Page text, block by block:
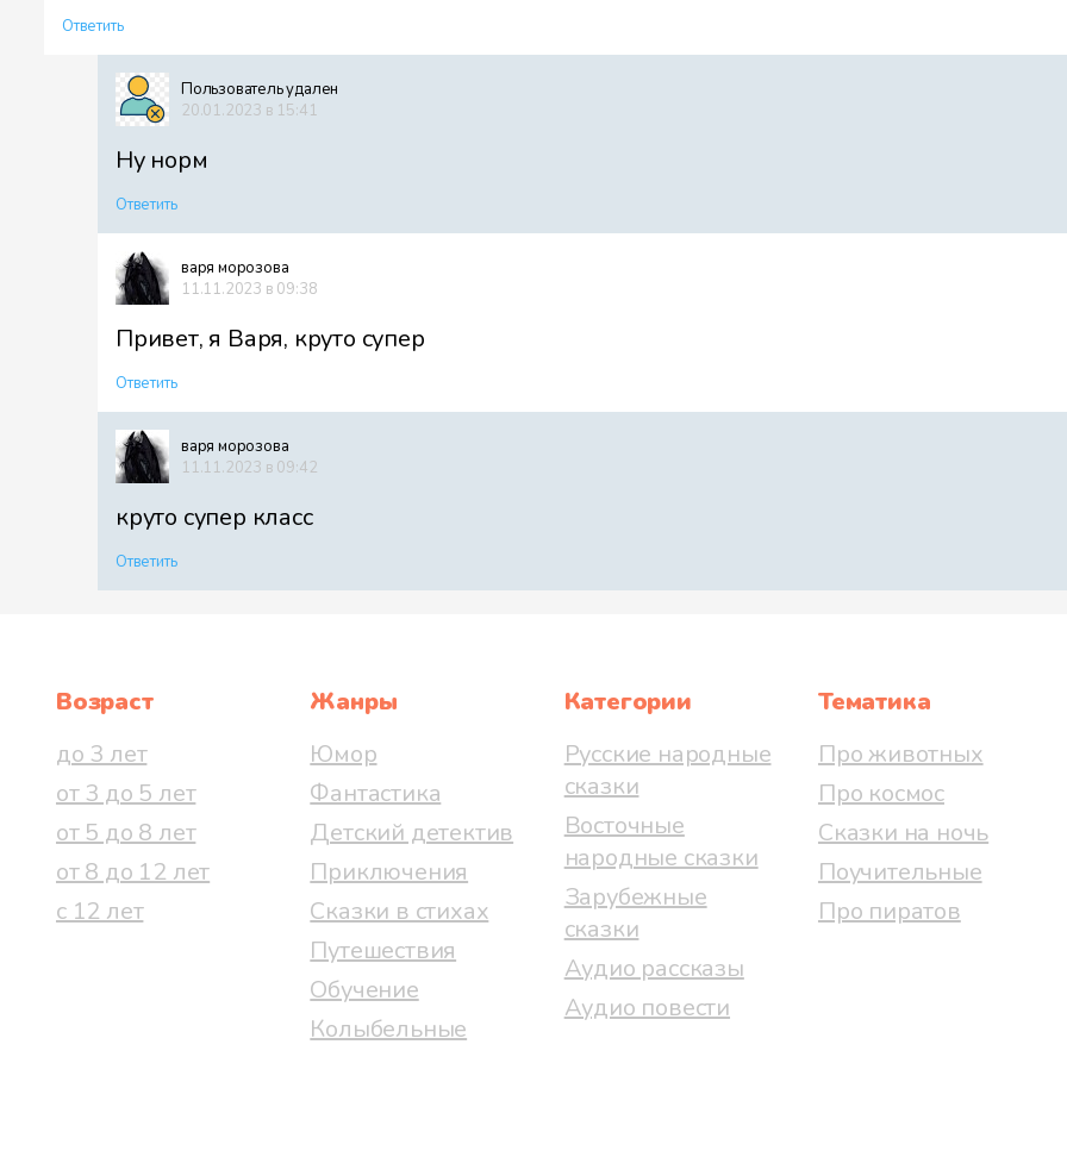
Ответить
Пользователь удален
20.01.2023 в 15:41
Ну норм
Ответить
варя морозова
11.11.2023 в 09:38
Привет, я Варя, круто супер
Ответить
варя морозова
11.11.2023 в 09:42
круто супер класс
Ответить
Возраст
до 3 лет
от 3 до 5 лет
от 5 до 8 лет
от 8 до 12 лет
с 12 лет
Жанры
Юмор
Фантастика
Детский детектив
Приключения
Сказки в стихах
Путешествия
Обучение
Колыбельные
Категории
Русские народные
сказки
Восточные
народные сказки
Зарубежные
сказки
Аудио рассказы
Аудио повести
Тематика
Про животных
Про космос
Сказки на ночь
Поучительные
Про пиратов